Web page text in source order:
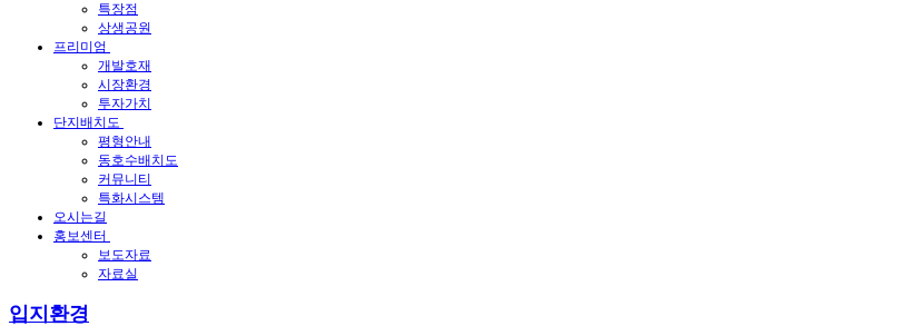
특장점
상생공원
프리미엄
개발호재
시장환경
투자가치
단지배치도
평형안내
동호수배치도
커뮤니티
특화시스템
오시는길
홍보센터
보도자료
자료실
입지환경